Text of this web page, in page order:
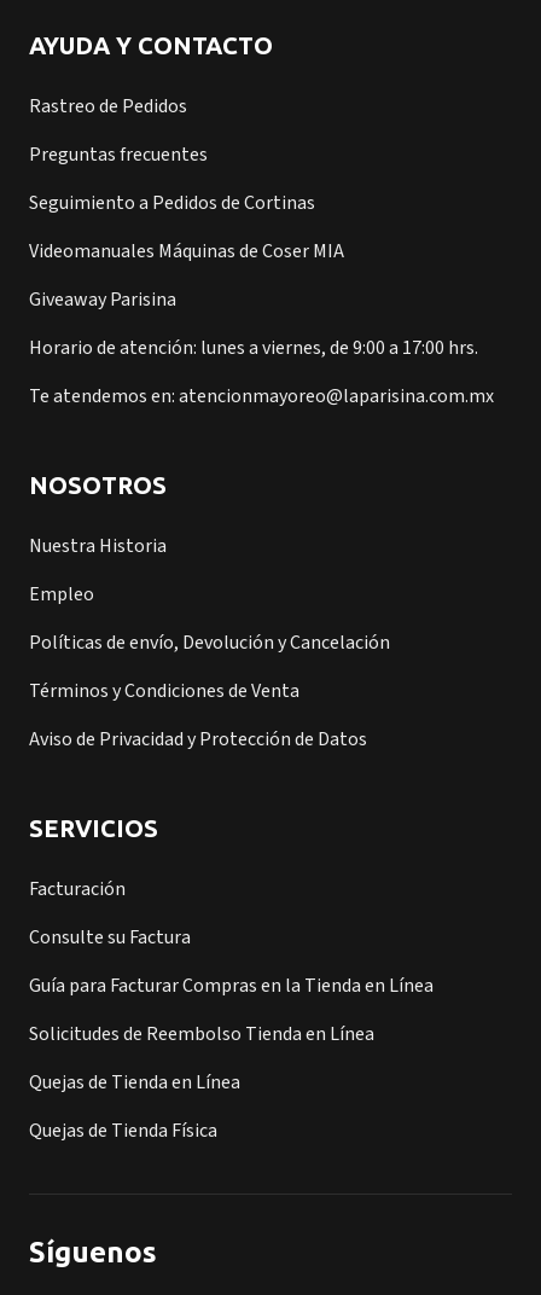
AYUDA Y CONTACTO
Rastreo de Pedidos
Preguntas frecuentes
Seguimiento a Pedidos de Cortinas
Videomanuales Máquinas de Coser MIA
Giveaway Parisina
Horario de atención: lunes a viernes, de 9:00 a 17:00 hrs.
Te atendemos en: atencionmayoreo@laparisina.com.mx
NOSOTROS
Nuestra Historia
Empleo
Políticas de envío, Devolución y Cancelación
Términos y Condiciones de Venta
Aviso de Privacidad y Protección de Datos
SERVICIOS
Facturación
Consulte su Factura
Guía para Facturar Compras en la Tienda en Línea
Solicitudes de Reembolso Tienda en Línea
Quejas de Tienda en Línea
Quejas de Tienda Física
Síguenos